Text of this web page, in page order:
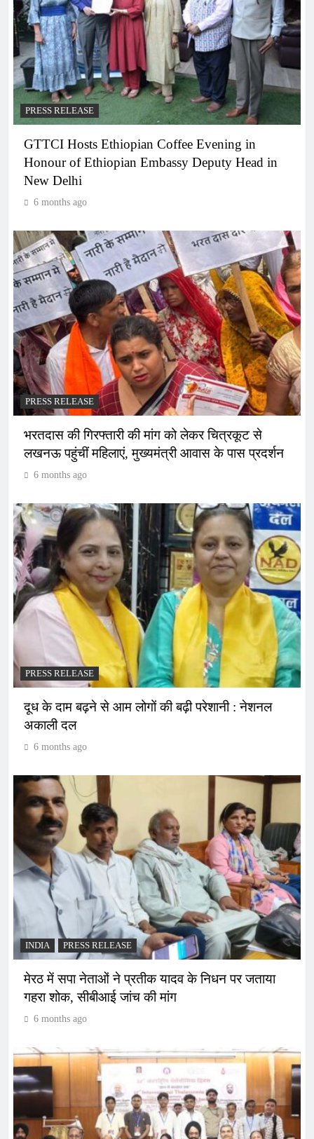
PRESS RELEASE
GTTCI Hosts Ethiopian Coffee Evening in
Honour of Ethiopian Embassy Deputy Head in
New Delhi
6 months ago
PRESS RELEASE
भरतदास की गिरफ्तारी की मांग को लेकर चित्रकूट से
लखनऊ पहुंचीं महिलाएं, मुख्यमंत्री आवास के पास प्रदर्शन
6 months ago
PRESS RELEASE
दूध के दाम बढ़ने से आम लोगों की बढ़ी परेशानी : नेशनल
अकाली दल
6 months ago
INDIA PRESS RELEASE
मेरठ में सपा नेताओं ने प्रतीक यादव के निधन पर जताया
गहरा शोक, सीबीआई जांच की मांग
6 months ago